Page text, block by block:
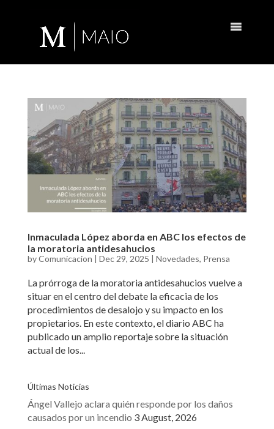
Inmaculada López aborda en ABC los efectos de
la moratoria antidesahucios
byComunicacion | Dec 29, 2025 | Novedades, Prensa
La prórroga de la moratoria antidesahucios vuelve a
situar en el centro del debate la eficacia de los
procedimientos de desalojo y su impacto en los
propietarios. En este contexto, el diario ABC ha
publicado un amplio reportaje sobre la situación
actual de los...
Últimas Noticias
Ángel Vallejo aclara quién responde por los daños
causados por un incendio 3 August, 2026